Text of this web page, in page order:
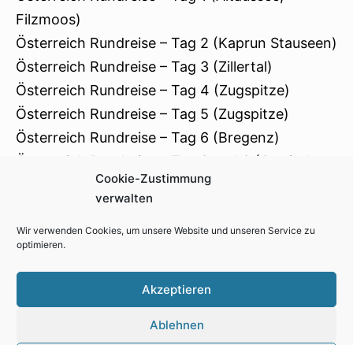
Cookie-Zustimmung
verwalten
Wir verwenden Cookies, um unsere Website und unseren Service zu
optimieren.
Akzeptieren
Ablehnen
Filzmoos)
Österreich Rundreise – Tag 2 (Kaprun Stauseen)
Österreich Rundreise – Tag 3 (Zillertal)
Österreich Rundreise – Tag 4 (Zugspitze)
Österreich Rundreise – Tag 5 (Zugspitze)
Österreich Rundreise – Tag 6 (Bregenz)
Österreich Rundreise – Tag 8 und 9 (Osttirol,
Kontakt Cookie-Richtlinie (EU)
Datenschutzerklärung